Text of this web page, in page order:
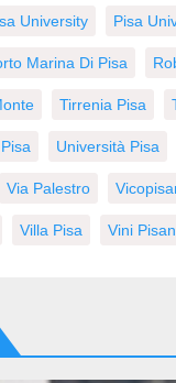
University Pisa
Marina Di Pisa
Tirrenia Pisa
Università Pisa
Via Palestro
Villa Pisa Vini